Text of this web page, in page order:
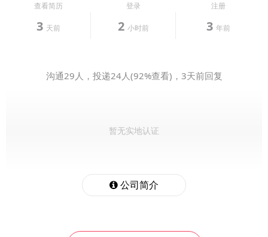
查看简历
3 天前
登录
2 小时前
注册
3年前
沟通29人，投递24人(92%查看)，3天前回复
暂无实地认证
公司简介